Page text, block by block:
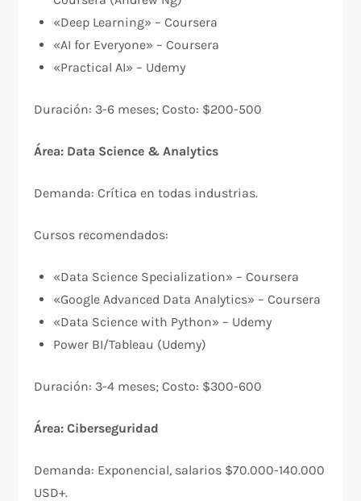
«Deep Learning» – Coursera
«AI for Everyone» – Coursera
«Practical AI» – Udemy
Duración: 3-6 meses; Costo: $200-500
Área: Data Science & Analytics
Demanda: Crítica en todas industrias.​
Cursos recomendados:
«Data Science Specialization» – Coursera
«Google Advanced Data Analytics» – Coursera
«Data Science with Python» – Udemy
Power BI/Tableau (Udemy)
Duración: 3-4 meses; Costo: $300-600
Área: Ciberseguridad
Demanda: Exponencial, salarios $70.000-140.000
USD+.​